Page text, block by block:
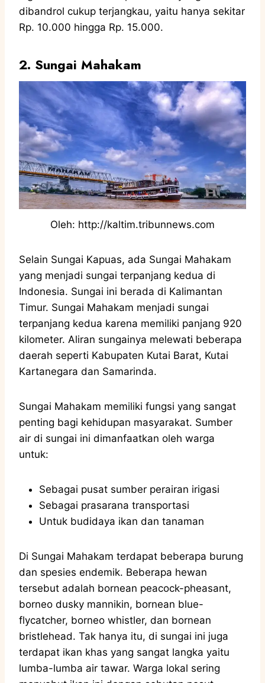
dibandrol cukup terjangkau, yaitu hanya sekitar
Rp. 10.000 hingga Rp. 15.000.
2. Sungai Mahakam
Oleh: http://kaltim.tribunnews.com
Selain Sungai Kapuas, ada Sungai Mahakam
yang menjadi sungai terpanjang kedua di
Indonesia. Sungai ini berada di Kalimantan
Timur. Sungai Mahakam menjadi sungai
terpanjang kedua karena memiliki panjang 920
kilometer. Aliran sungainya melewati beberapa
daerah seperti Kabupaten Kutai Barat, Kutai
Kartanegara dan Samarinda.
Sungai Mahakam memiliki fungsi yang sangat
penting bagi kehidupan masyarakat. Sumber
air di sungai ini dimanfaatkan oleh warga
untuk:
Sebagai pusat sumber perairan irigasi
Sebagai prasarana transportasi
Untuk budidaya ikan dan tanaman
Di Sungai Mahakam terdapat beberapa burung
dan spesies endemik. Beberapa hewan
tersebut adalah bornean peacock-pheasant,
borneo dusky mannikin, bornean blue-
flycatcher, borneo whistler, dan bornean
bristlehead. Tak hanya itu, di sungai ini juga
terdapat ikan khas yang sangat langka yaitu
lumba-lumba air tawar. Warga lokal sering